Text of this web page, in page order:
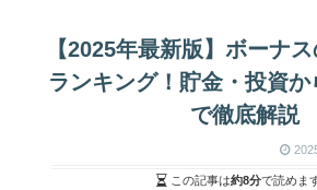
【2025年最新版】ボーナ
ランキング！貯金・投資か
で徹底解説
この記事は約8分で読めま